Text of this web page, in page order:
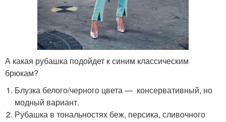
А какая рубашка подойдет к синим классическим
брюкам?
Блузка белого/черного цвета — консервативный, но
модный вариант.
Рубашка в тональностях беж, персика, сливочного